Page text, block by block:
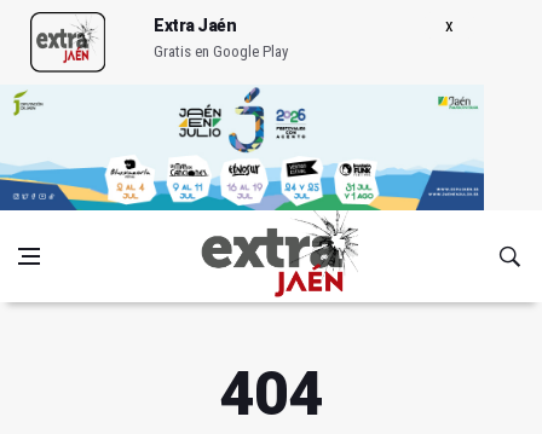
Extra Jaén
Gratis en Google Play
404